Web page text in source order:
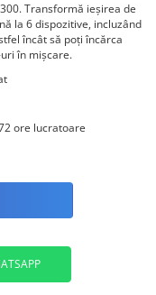
Transformă ieșirea de
la 6 dispozitive, incluzând
încât să poți încărca
în mișcare.
ore lucratoare